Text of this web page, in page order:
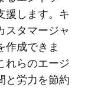
援します。キ
スタマージャ
作成できま
れらのエージ
と労力を節約